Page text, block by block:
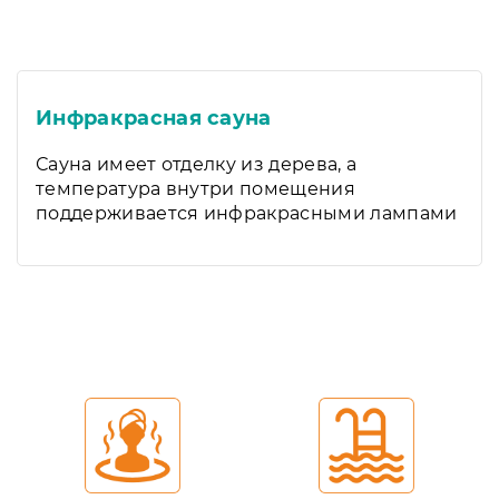
Инфракрасная сауна
Сауна имеет отделку из дерева, а
температура внутри помещения
поддерживается инфракрасными лампами